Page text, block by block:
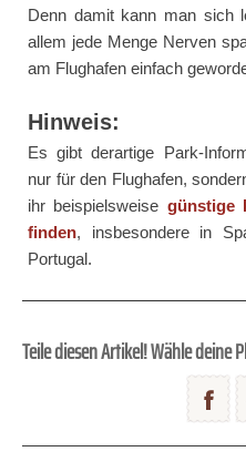
Denn damit kann man sich
allem jede Menge Nerven
am Flughafen einfach
Hinweis:
Es gibt derartige Park-
nur für den Flughafen,
ihr beispielsweise günstige
finden, insbesondere in
Portugal.
Teile diesen Artikel! Wähle deine